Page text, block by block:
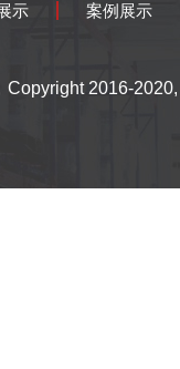
示 案例展示
2016-